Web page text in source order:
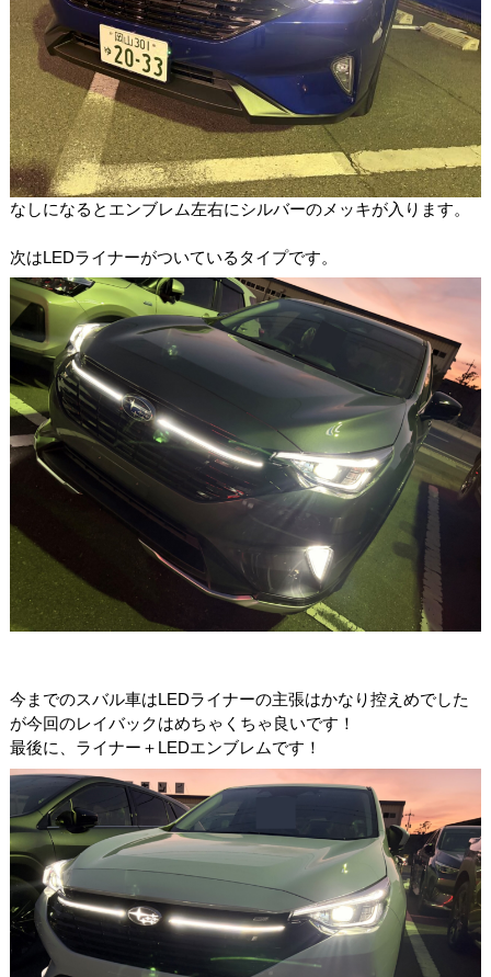
なしになるとエンブレム左右にシルバーのメッキが入ります。
次はLEDライナーがついているタイプです。
今までのスバル車はLEDライナーの主張はかなり控えめでした
が今回のレイバックはめちゃくちゃ良いです！
最後に、ライナー＋LEDエンブレムです！